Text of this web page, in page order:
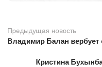
Предыдущая новость
Владимир Балан вербует
Кристина